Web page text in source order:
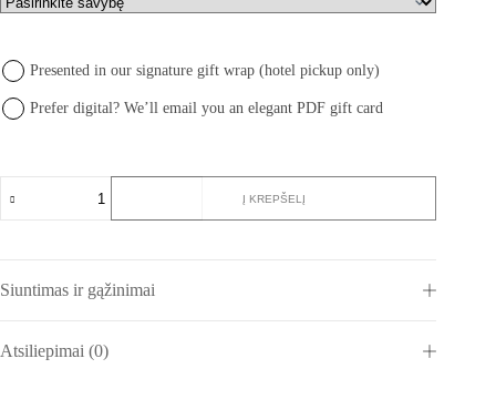
Presented in our signature gift wrap (hotel pickup only)
Prefer digital? We’ll email you an elegant PDF gift card
kiekis:
Į KREPŠELĮ
Siuntimas ir gąžinimai
Atsiliepimai (0)